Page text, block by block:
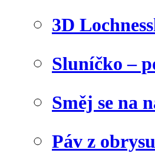
3D
Sluníčko –
Směj se na
Páv z